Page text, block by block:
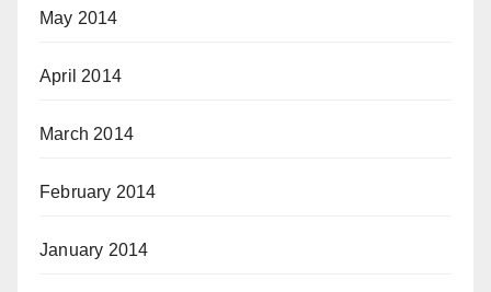
May 2014
April 2014
March 2014
February 2014
January 2014